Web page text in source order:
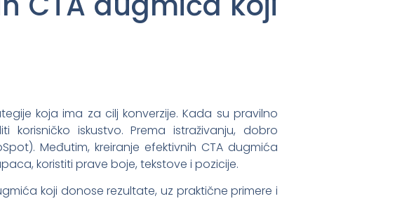
koja ima za cilj konverzije. Kada su pravilno
iskustvo. Prema istraživanju, dobro
Međutim, kreiranje efektivnih CTA dugmića
koristiti prave boje, tekstove i pozicije.
koji donose rezultate, uz praktične primere i